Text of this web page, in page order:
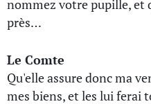
nommez votre pupille, et
près…
Le Comte
Qu'elle assure donc ma
mes biens, et les lui ferai